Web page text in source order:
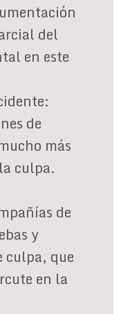
del
en este
de
más
culpa.
de
y
culpa, que
en la